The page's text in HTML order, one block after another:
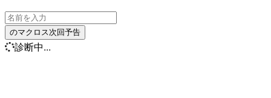
のマクロス次回予告
診断中...